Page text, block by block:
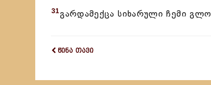
31გარდამექცა სიხარული ჩემი
წინა თავი